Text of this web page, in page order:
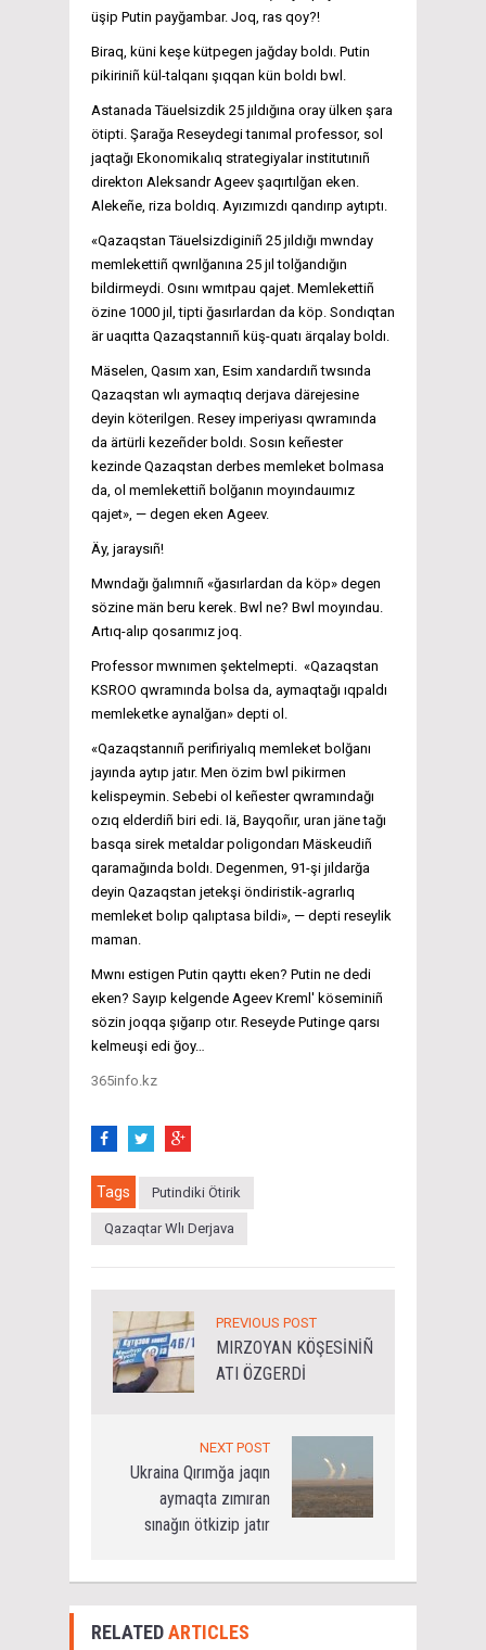
üşip Putin payğambar. Joq, ras qoy?!
Biraq, küni keşe kütpegen jağday boldı. Putin
pikiriniñ kül-talqanı şıqqan kün boldı bwl.
Astanada Täuelsizdik 25 jıldığına oray ülken şara
ötipti. Şarağa Reseydegi tanımal professor, sol
jaqtağı Ekonomikalıq strategiyalar institutınıñ
direktorı Aleksandr Ageev şaqırtılğan eken.
Alekeñe, riza boldıq. Ayızımızdı qandırıp aytıptı.
«Qazaqstan Täuelsizdiginiñ 25 jıldığı mwnday
memlekettiñ qwrılğanına 25 jıl tolğandığın
bildirmeydi. Osını wmıtpau qajet. Memlekettiñ
özine 1000 jıl, tipti ğasırlardan da köp. Sondıqtan
är uaqıtta Qazaqstannıñ küş-quatı ärqalay boldı.
Mäselen, Qasım xan, Esim xandardıñ twsında
Qazaqstan wlı aymaqtıq derjava därejesine
deyin köterilgen. Resey imperiyası qwramında
da ärtürli kezeñder boldı. Sosın keñester
kezinde Qazaqstan derbes memleket bolmasa
da, ol memlekettiñ bolğanın moyındauımız
qajet», — degen eken Ageev.
Äy, jaraysıñ!
Mwndağı ğalımnıñ «ğasırlardan da köp» degen
sözine män beru kerek. Bwl ne? Bwl moyındau.
Artıq-alıp qosarımız joq.
Professor mwnımen şektelmepti. «Qazaqstan
KSROO qwramında bolsa da, aymaqtağı ıqpaldı
memleketke aynalğan» depti ol.
«Qazaqstannıñ perifiriyalıq memleket bolğanı
jayında aytıp jatır. Men özim bwl pikirmen
kelispeymin. Sebebi ol keñester qwramındağı
ozıq elderdiñ biri edi. Iä, Bayqoñır, uran jäne tağı
basqa sirek metaldar poligondarı Mäskeudiñ
qaramağında boldı. Degenmen, 91-şi jıldarğa
deyin Qazaqstan jetekşi öndiristik-agrarlıq
memleket bolıp qalıptasa bildi», — depti reseylik
maman.
Mwnı estigen Putin qayttı eken? Putin ne dedi
eken? Sayıp kelgende Ageev Kreml' köseminiñ
sözin joqqa şığarıp otır. Reseyde Putinge qarsı
kelmeuşi edi ğoy…
365info.kz
Tags Putindiki Ötirik
Qazaqtar Wlı Derjava
PREVIOUS POST
MIRZOYAN KÖŞESİNİÑ
ATI ÖZGERDİ
NEXT POST
Ukraina Qırımğa jaqın
aymaqta zımıran
sınağın ötkizip jatır
RELATEDARTICLES